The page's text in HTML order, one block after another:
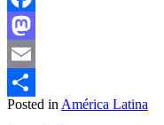
Facebook
Mastodon
Email
Compartir
Posted in América Latina